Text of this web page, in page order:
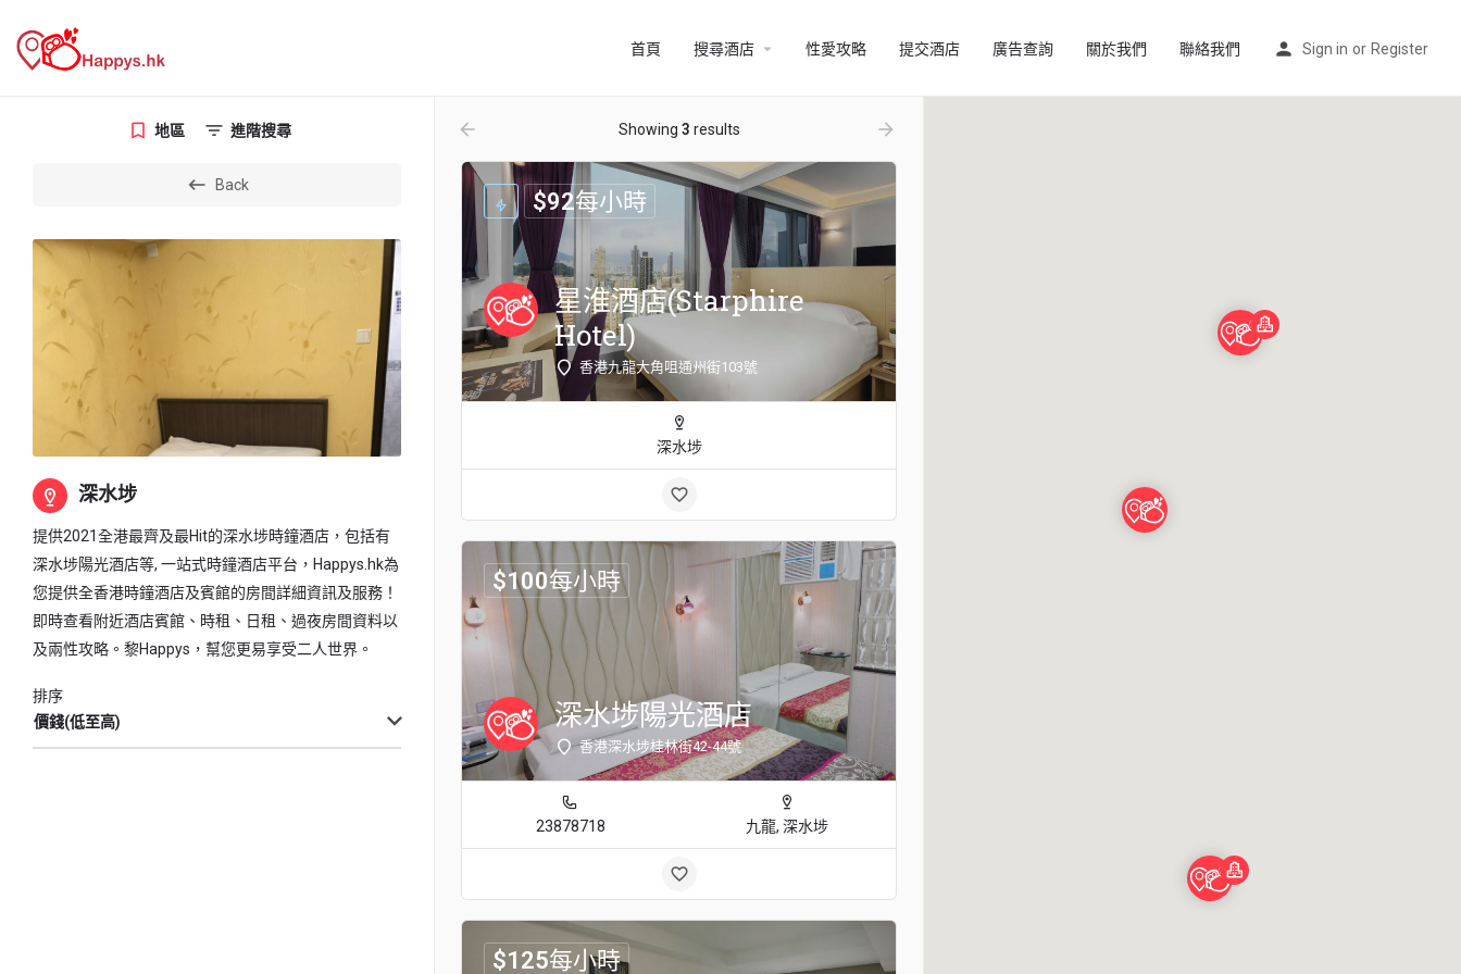
首頁 搜尋酒店 arrow_drop_down 性愛攻略 提交酒店 廣告查詢 關於我們 聯絡我們 Sign in or Register
地區 進階搜尋
Back
深水埗
提供2021全港最齊及最Hit的深水埗時鐘酒店，包括有
深水埗陽光酒店等, 一站式時鐘酒店平台，Happys.hk為
您提供全香港時鐘酒店及賓館的房間詳細資訊及服務！
即時查看附近酒店賓館、時租、日租、過夜房間資料以
及兩性攻略。黎Happys，幫您更易享受二人世界。
價錢(低至高)
排序
arrow_backward Showing 3 results arrow_forward
星淮酒店(Starphire
Hotel)
香港九龍大角咀通州街103號
$92每小時
深水埗
深水埗陽光酒店
香港深水埗桂林街42-44號
$100每小時
23878718 九龍, 深水埗
$125每小時